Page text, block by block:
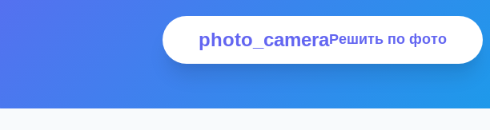
photo_cameraРешить по фото